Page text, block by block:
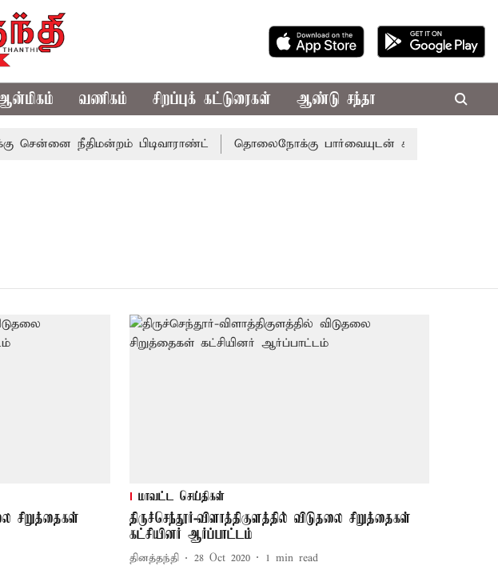
வணிகம் சிறப்புக் கட்டுரைகள் ஆண்டு சந்தா
சென்னை நீதிமன்றம் பிடிவாராண்ட் தொலைநோக்கு பார்வையுடன் கூடிய வேளாண்
சிறுத்தைகள்
மாவட்ட செய்திகள்
திருச்செந்தூர்-விளாத்திகுளத்தில் விடுதலை சிறுத்தைகள்
கட்சியினர் ஆர்ப்பாட்டம்
தினத்தந்தி 28 Oct 2020 1 min read